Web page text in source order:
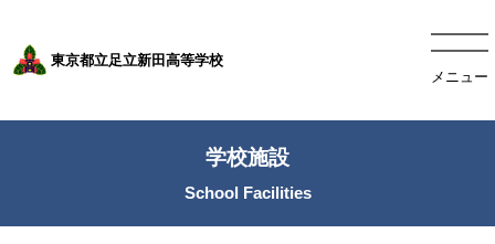
東京都立足立新田高等学校
メニュー
学校施設